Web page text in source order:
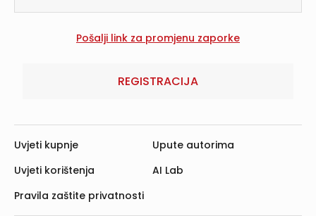
REGISTRACIJA
Uvjeti kupnje
Uvjeti korištenja
Pravila zaštite privatnosti
Upute autorima
AI Lab